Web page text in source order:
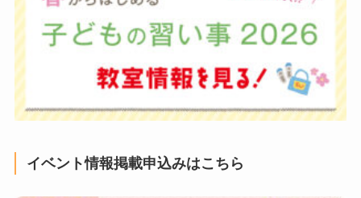
イベント情報掲載申込みはこちら